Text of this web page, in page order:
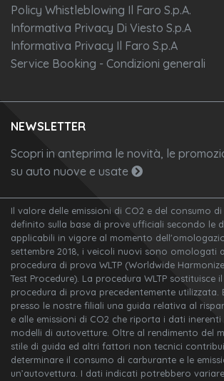
Policy Whistleblowing Il Faro S.p.A.
Informativa Privacy Di Viesto S.p.A
Informativa Privacy Il Faro S.p.A
Service Booking - Condizioni generali
NEWSLETTER
Scopri in anteprima le novità, le
su auto nuove e usate
Il valore delle emissioni di CO2 e del consumo
definito sulla base di prove ufficiali secondo le
applicabili in vigore al momento
settembre 2018, i veicoli nuovi sono omologati
procedura di prova WLTP (Worldwide
Test Procedure). La procedura WLTP sostituisce
procedura di prova precedentemente utilizzata.
presso le nostre filiali una guida relativa al
e alle emissioni di CO2 che riporta i dati
modelli di autovetture. Oltre al rendimento del
stile di guida ed altri fattori non tecnici
determinare il consumo di carburante e le
un’autovettura. I dati indicati potrebbero